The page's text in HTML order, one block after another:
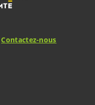
Contactez-nous